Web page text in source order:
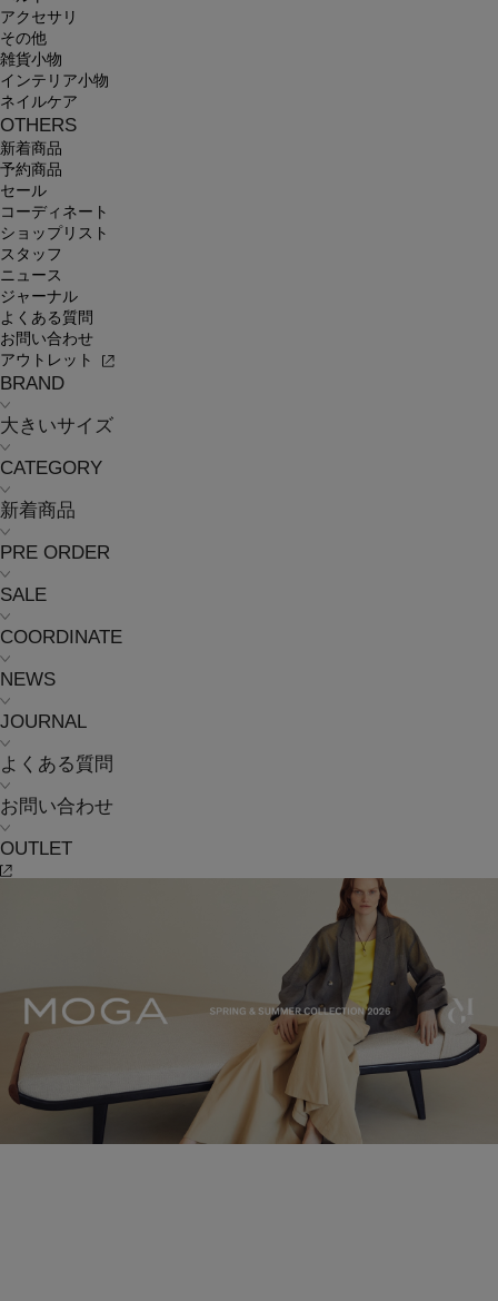
アクセサリ
その他
雑貨小物
インテリア小物
ネイルケア
OTHERS
新着商品
予約商品
セール
コーディネート
ショップリスト
スタッフ
ニュース
ジャーナル
よくある質問
お問い合わせ
アウトレット
BRAND
大きいサイズ
CATEGORY
新着商品
PRE ORDER
SALE
COORDINATE
NEWS
JOURNAL
よくある質問
お問い合わせ
OUTLET